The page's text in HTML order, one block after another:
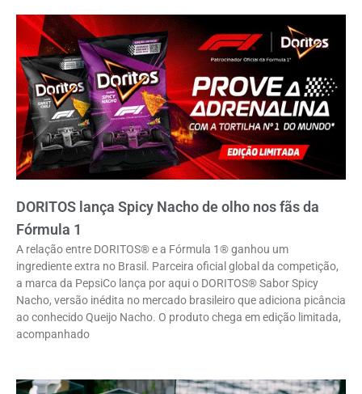
DORITOS lança Spicy Nacho de olho nos fãs da
Fórmula 1
A relação entre DORITOS® e a Fórmula 1® ganhou um
ingrediente extra no Brasil. Parceira oficial global da competição,
a marca da PepsiCo lança por aqui o DORITOS® Sabor Spicy
Nacho, versão inédita no mercado brasileiro que adiciona picância
ao conhecido Queijo Nacho. O produto chega em edição limitada,
acompanhado